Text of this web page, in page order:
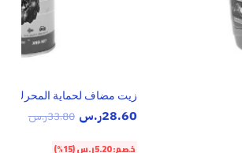
زيت مضاف لحماية المحرك من
28.60ر.س 33.80ر.س
خصم:5.20ر.س(15%)